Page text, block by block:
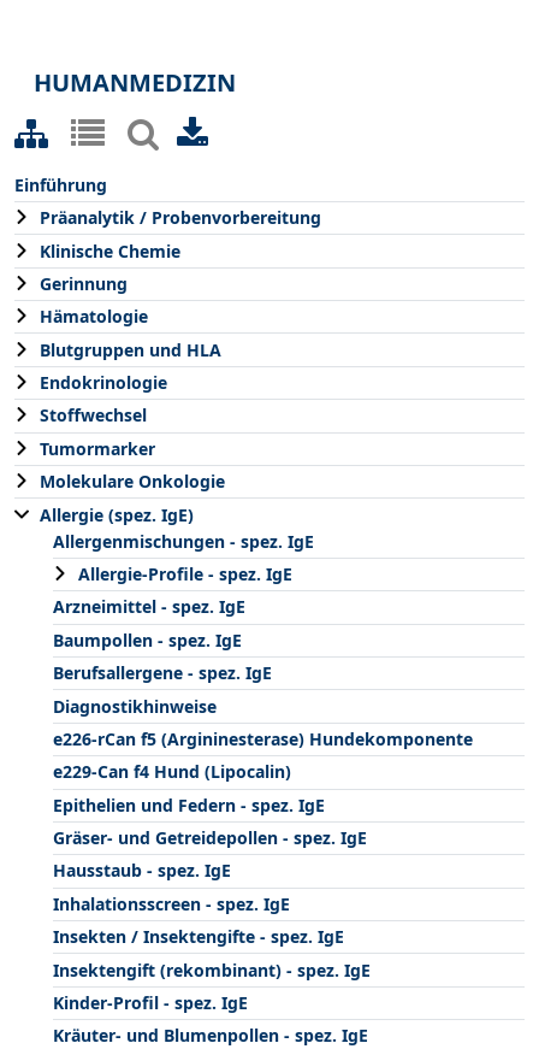
HUMANMEDIZIN
Einführung
Präanalytik / Probenvorbereitung
Klinische Chemie
Gerinnung
Hämatologie
Blutgruppen und HLA
Endokrinologie
Stoffwechsel
Tumormarker
Molekulare Onkologie
Allergie (spez. IgE)
Allergenmischungen - spez. IgE
Allergie-Profile - spez. IgE
Arzneimittel - spez. IgE
Baumpollen - spez. IgE
Berufsallergene - spez. IgE
Diagnostikhinweise
e226-rCan f5 (Argininesterase) Hundekomponente
e229-Can f4 Hund (Lipocalin)
Epithelien und Federn - spez. IgE
Gräser- und Getreidepollen - spez. IgE
Hausstaub - spez. IgE
Inhalationsscreen - spez. IgE
Insekten / Insektengifte - spez. IgE
Insektengift (rekombinant) - spez. IgE
Kinder-Profil - spez. IgE
Kräuter- und Blumenpollen - spez. IgE